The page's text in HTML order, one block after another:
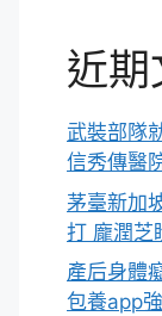
近期
武裝部隊
信秀傳醫
茅臺新加
打 龐潤芝
產后身體
包養app